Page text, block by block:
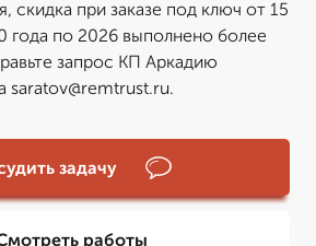
скидка при заказе под ключ от 15
года по 2026 выполнено более
запрос КП Аркадию
saratov@remtrust.ru.
задачу
работы